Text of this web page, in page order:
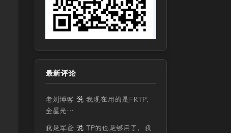
最新评论
老刘博客 说 我现在用的是FRTP，
全屋光…
我是军爸 说 TP的也是够用了，我